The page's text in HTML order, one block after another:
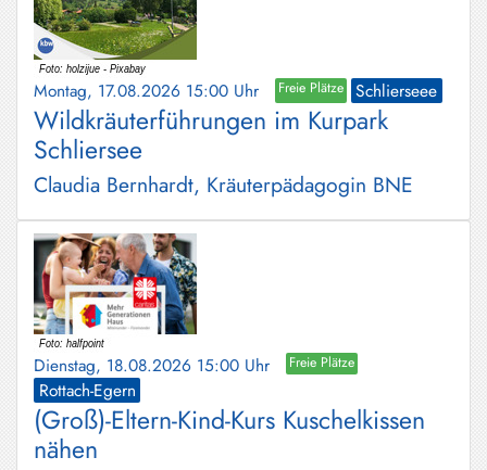
Montag, 17.08.2026 15:00 Uhr Freie Plätze Schlierseee
Wildkräuterführungen im Kurpark
Schliersee
Claudia Bernhardt, Kräuterpädagogin BNE
Dienstag, 18.08.2026 15:00 Uhr Freie Plätze
Rottach-Egern
(Groß)-Eltern-Kind-Kurs Kuschelkissen
nähen